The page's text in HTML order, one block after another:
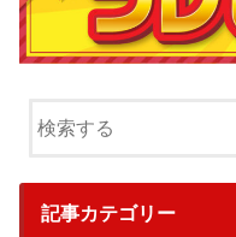
記事カテゴリー